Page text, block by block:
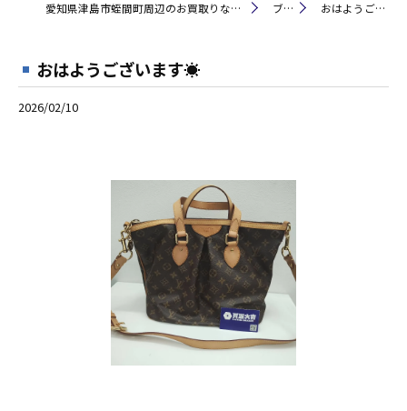
愛知県津島市蛭間町周辺のお買取りなら買取大吉 ヤマナカ神守店 ブログ おはようございます☀
おはようございます☀
2026/02/10